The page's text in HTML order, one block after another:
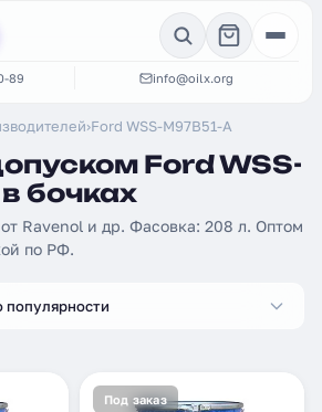
89 info@oilx.org
›Ford WSS-M97B51-A
Ford WSS-
бочках
от Ravenol и др. Фасовка: 208 л. Оптом
по РФ.
популярности
Под заказ